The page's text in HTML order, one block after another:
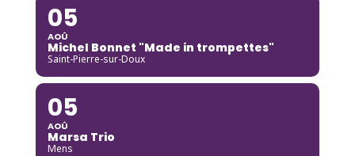
05
AOÛ
Michel Bonnet "Made in trompettes"
Saint-Pierre-sur-Doux
05
AOÛ
Marsa Trio
Mens